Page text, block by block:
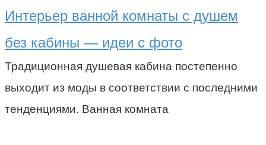
Интерьер ванной комнаты с душем
без кабины — идеи с фото
Традиционная душевая кабина постепенно
выходит из моды в соответствии с последними
тенденциями. Ванная комната